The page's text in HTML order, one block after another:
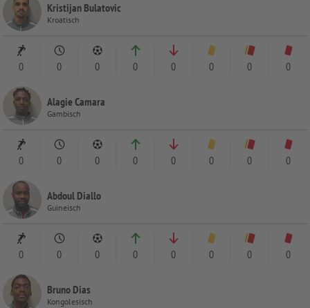
Kristijan Bulatovic
Kroatisch
0 0 0 0 0 0 0 0
Alagie Camara
Gambisch
0 0 0 0 0 0 0 0
Abdoul Diallo
Guineisch
0 0 0 0 0 0 0 0
Bruno Dias
Kongolesisch